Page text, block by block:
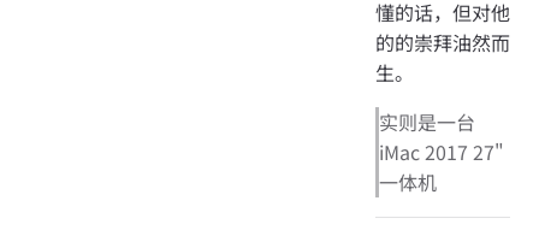
懂的话，但对他
的的崇拜油然而
生。
实则是一台
iMac 2017 27"
一体机